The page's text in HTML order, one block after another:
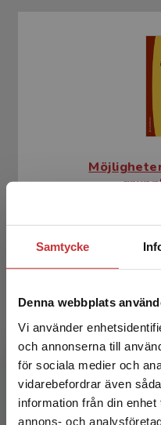
Samtycke
Denna webbplats
Vi använder
och annonserna till
för sociala medier och
vidarebefordrar även
information från din
annons- och
Boalt Boëthius, S -
357 krinkl. moms